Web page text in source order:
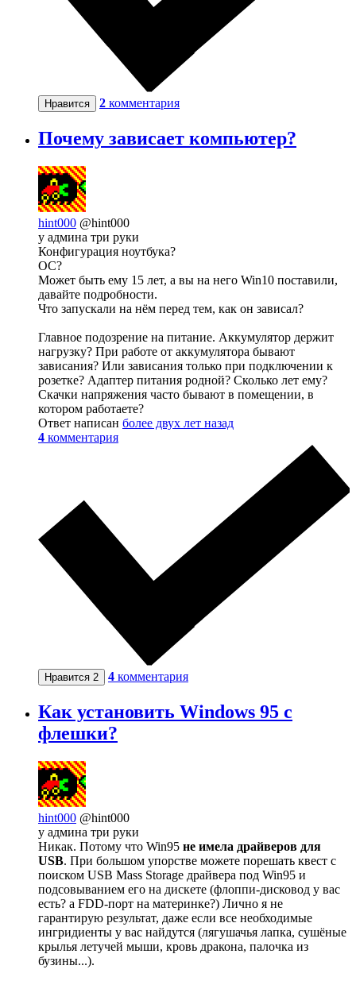
Нравится 2 комментария
Почему зависает компьютер?
hint000 @hint000
у админа три руки
Конфигурация ноутбука?
ОС?
Может быть ему 15 лет, а вы на него Win10 поставили,
давайте подробности.
Что запускали на нём перед тем, как он зависал?
Главное подозрение на питание. Аккумулятор держит
нагрузку? При работе от аккумулятора бывают
зависания? Или зависания только при подключении к
розетке? Адаптер питания родной? Сколько лет ему?
Скачки напряжения часто бывают в помещении, в
котором работаете?
Ответ написан более двух лет назад
4 комментария
Нравится 2 4 комментария
Как установить Windows 95 с
флешки?
hint000 @hint000
у админа три руки
Никак. Потому что Win95 не имела драйверов для
USB. При большом упорстве можете порешать квест с
поиском USB Mass Storage драйвера под Win95 и
подсовыванием его на дискете (флоппи-дисковод у вас
есть? а FDD-порт на материнке?) Лично я не
гарантирую результат, даже если все необходимые
ингридиенты у вас найдутся (лягушачья лапка, сушёные
крылья летучей мыши, кровь дракона, палочка из
бузины...).